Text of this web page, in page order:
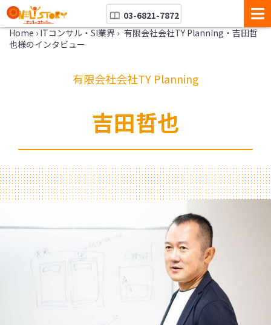
03-6821-7872
Home › ITコンサル・SI業界 › 有限会社会社TY Planning・吉田哲
也様のインタビュー
有限会社会社TY Planning
吉田哲也